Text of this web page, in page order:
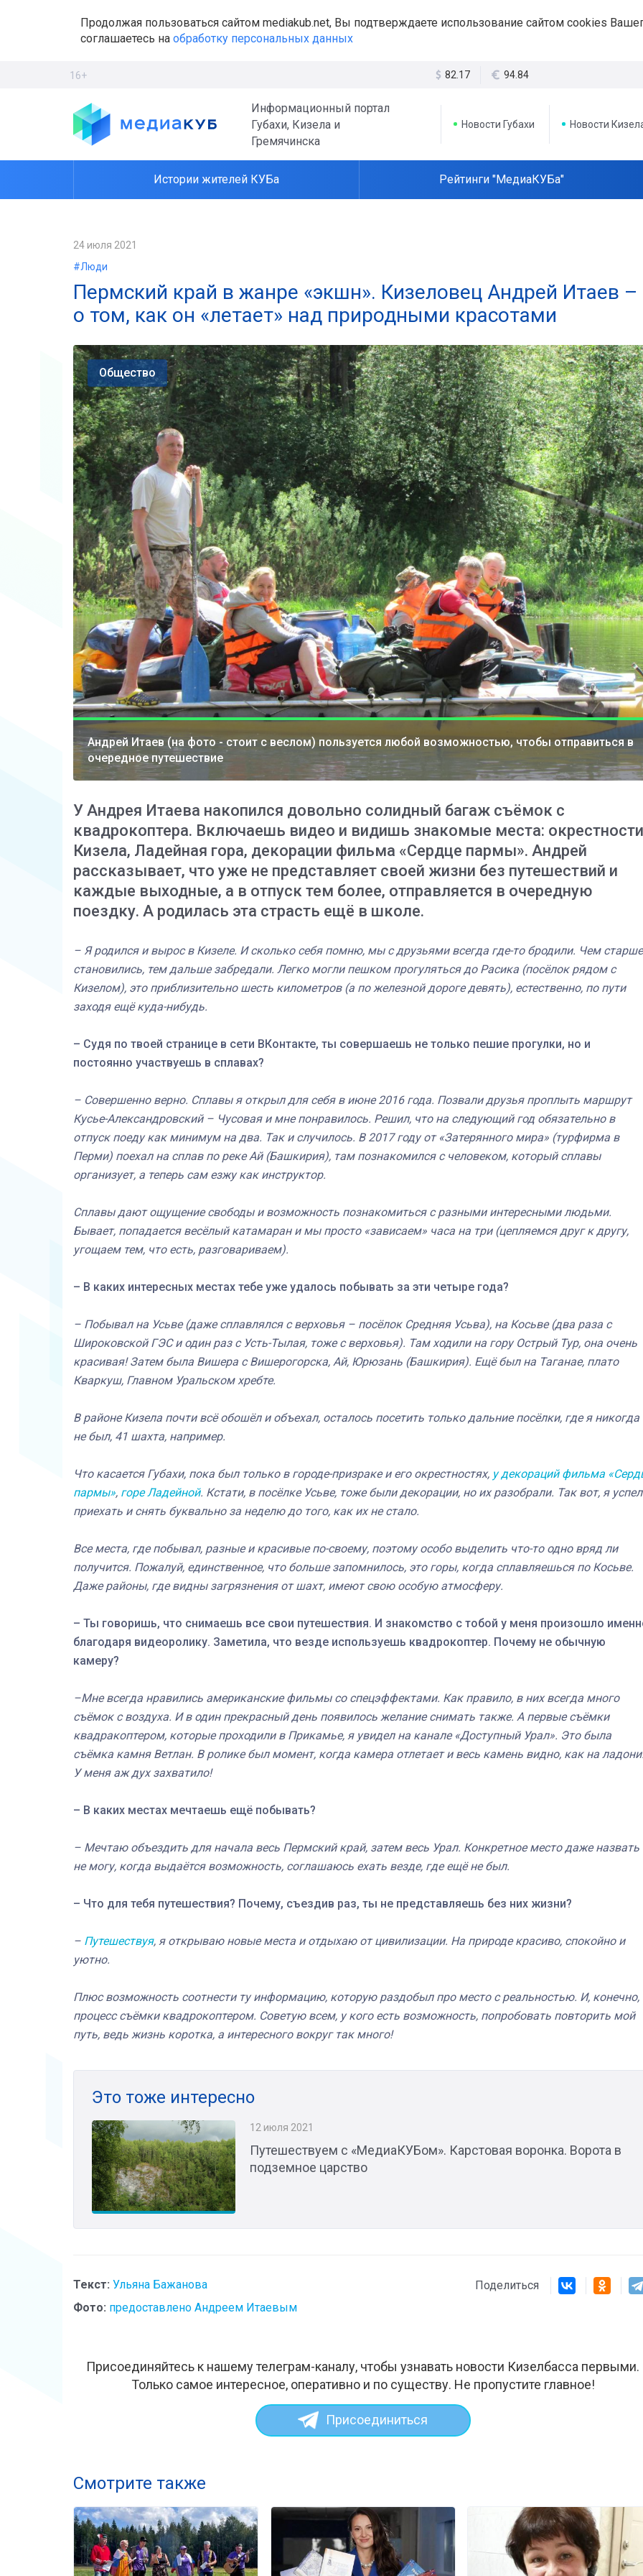
Продолжая пользоваться сайтом mediakub.net, Вы подтверждаете использование сайтом cookies
соглашаетесь на обработку персональных данных
16+ 82.17 94.84
Информационный портал
Губахи, Кизела и
Гремячинска
Новости Губахи Новости
Истории жителей КУБа Рейтинги "МедиаКУБа"
24 июля 2021
#Люди
Пермский край в жанре «экшн». Кизеловец Андрей Итаев –
о том, как он «летает» над природными красотами
Андрей Итаев (на фото - стоит с веслом) пользуется любой возможностью, чтобы отправиться в
очередное путешествие
Общество
У Андрея Итаева накопился довольно солидный багаж съёмок с
квадрокоптера. Включаешь видео и видишь знакомые места: окрестности
Кизела, Ладейная гора, декорации фильма «Сердце пармы». Андрей
рассказывает, что уже не представляет своей жизни без путешествий и
каждые выходные, а в отпуск тем более, отправляется в очередную
поездку. А родилась эта страсть ещё в школе.
– Я родился и вырос в Кизеле. И сколько себя помню, мы с друзьями всегда где-то бродили. Чем старше
становились, тем дальше забредали. Легко могли пешком прогуляться до Расика (посёлок рядом с
Кизелом), это приблизительно шесть километров (а по железной дороге девять), естественно, по пути
заходя ещё куда-нибудь.
– Судя по твоей странице в сети ВКонтакте, ты совершаешь не только пешие прогулки, но и
постоянно участвуешь в сплавах?
– Совершенно верно. Сплавы я открыл для себя в июне 2016 года. Позвали друзья проплыть маршрут
Кусье-Александровский – Чусовая и мне понравилось. Решил, что на следующий год обязательно в
отпуск поеду как минимум на два. Так и случилось. В 2017 году от «Затерянного мира» (турфирма в
Перми) поехал на сплав по реке Ай (Башкирия), там познакомился с человеком, который сплавы
организует, а теперь сам езжу как инструктор.
Сплавы дают ощущение свободы и возможность познакомиться с разными интересными людьми.
Бывает, попадается весёлый катамаран и мы просто «зависаем» часа на три (цепляемся друг к другу,
угощаем тем, что есть, разговариваем).
– В каких интересных местах тебе уже удалось побывать за эти четыре года?
– Побывал на Усьве (даже сплавлялся с верховья – посёлок Средняя Усьва), на Косьве (два раза с
Широковской ГЭС и один раз с Усть-Тылая, тоже с верховья). Там ходили на гору Острый Тур, она очень
красивая! Затем была Вишера с Вишерогорска, Ай, Юрюзань (Башкирия). Ещё был на Таганае, плато
Кваркуш, Главном Уральском хребте.
В районе Кизела почти всё обошёл и объехал, осталось посетить только дальние посёлки, где я никогда
не был, 41 шахта, например.
Что касается Губахи, пока был только в городе-призраке и его окрестностях, у декораций фильма
пармы», горе Ладейной. Кстати, в посёлке Усьве, тоже были декорации, но их разобрали. Так вот, я успел
приехать и снять буквально за неделю до того, как их не стало.
Все места, где побывал, разные и красивые по-своему, поэтому особо выделить что-то одно вряд ли
получится. Пожалуй, единственное, что больше запомнилось, это горы, когда сплавляешься по Косьве.
Даже районы, где видны загрязнения от шахт, имеют свою особую атмосферу.
– Ты говоришь, что снимаешь все свои путешествия. И знакомство с тобой у меня произошло
благодаря видеоролику. Заметила, что везде используешь квадрокоптер. Почему не обычную
камеру?
–Мне всегда нравились американские фильмы со спецэффектами. Как правило, в них всегда много
съёмок с воздуха. И в один прекрасный день появилось желание снимать также. А первые съёмки
квадракоптером, которые проходили в Прикамье, я увидел на канале «Доступный Урал». Это была
съёмка камня Ветлан. В ролике был момент, когда камера отлетает и весь камень видно, как на
У меня аж дух захватило!
– В каких местах мечтаешь ещё побывать?
– Мечтаю объездить для начала весь Пермский край, затем весь Урал. Конкретное место даже назвать
не могу, когда выдаётся возможность, соглашаюсь ехать везде, где ещё не был.
– Что для тебя путешествия? Почему, съездив раз, ты не представляешь без них жизни?
– Путешествуя, я открываю новые места и отдыхаю от цивилизации. На природе красиво, спокойно и
уютно.
Плюс возможность соотнести ту информацию, которую раздобыл про место с реальностью. И, конечно,
процесс съёмки квадрокоптером. Советую всем, у кого есть возможность, попробовать повторить мой
путь, ведь жизнь коротка, а интересного вокруг так много!
Это тоже интересно
12 июля 2021
Путешествуем с «МедиаКУБом». Карстовая воронка. Ворота в
подземное царство
Текст: Ульяна Бажанова
Фото: предоставлено Андреем Итаевым
Поделиться
Присоединяйтесь к нашему телеграм-каналу, чтобы узнавать новости Кизелбасса первыми.
Только самое интересное, оперативно и по существу. Не пропустите главное!
Присоединиться
Смотрите также
4 октября 2025
Штурмовик огня.
мечту